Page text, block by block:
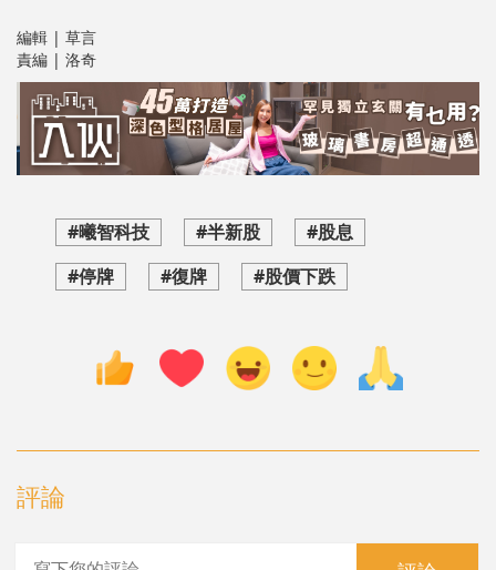
編輯 | 草言
責編 | 洛奇
#曦智科技 #半新股
#股息
#停牌
#復牌 #股價下跌
評論